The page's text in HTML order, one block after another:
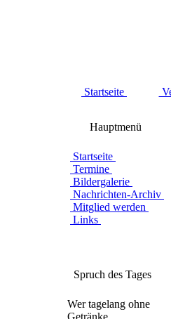
Startseite
Hauptmenü
Startseite
Termine
Bildergalerie
Nachrichten-Archiv
Mitglied werden
Links
Spruch des Tages
Wer tagelang ohne
Getränke